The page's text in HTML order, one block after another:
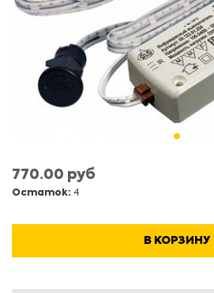
770.00 руб
Остаток: 4
В КОРЗИНУ